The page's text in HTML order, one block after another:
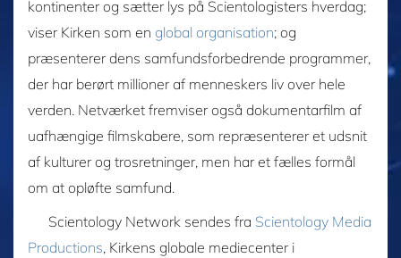
kontinenter og sætter lys på Scientologisters hverdag;
viser Kirken som en global organisation; og
præsenterer dens samfundsforbedrende programmer,
der har berørt millioner af menneskers liv over hele
verden. Netværket fremviser også dokumentarfilm af
uafhængige filmskabere, som repræsenterer et udsnit
af kulturer og trosretninger, men har et fælles formål
om at opløfte samfund.
Scientology Network sendes fra Scientology Media
Productions, Kirkens globale mediecenter i